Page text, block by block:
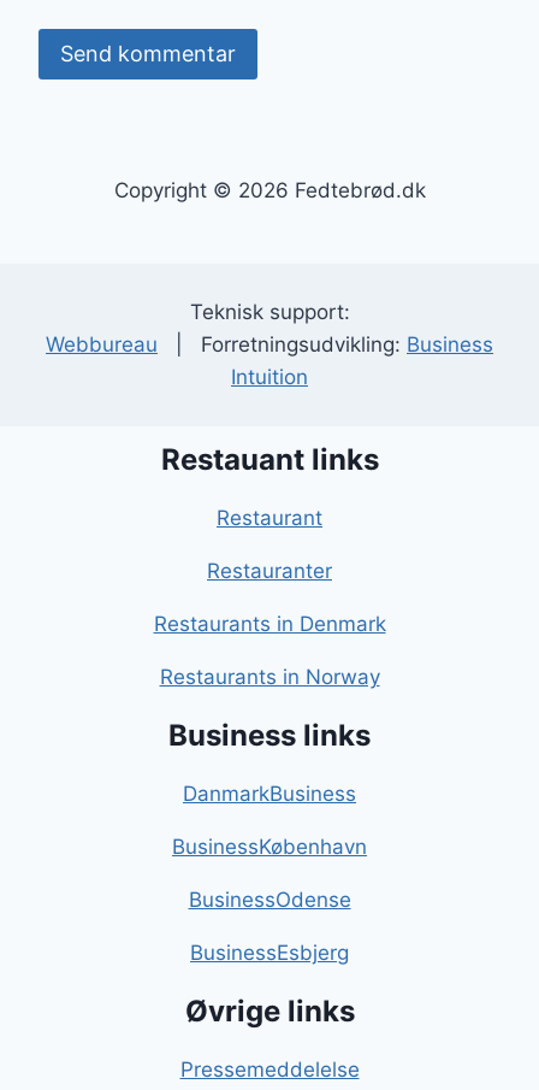
Copyright © 2026 Fedtebrød.dk
Teknisk support:
Webbureau | Forretningsudvikling: Business
Intuition
Restauant links
Restaurant
Restauranter
Restaurants in Denmark
Restaurants in Norway
Business links
DanmarkBusiness
BusinessKøbenhavn
BusinessOdense
BusinessEsbjerg
Øvrige links
Pressemeddelelse